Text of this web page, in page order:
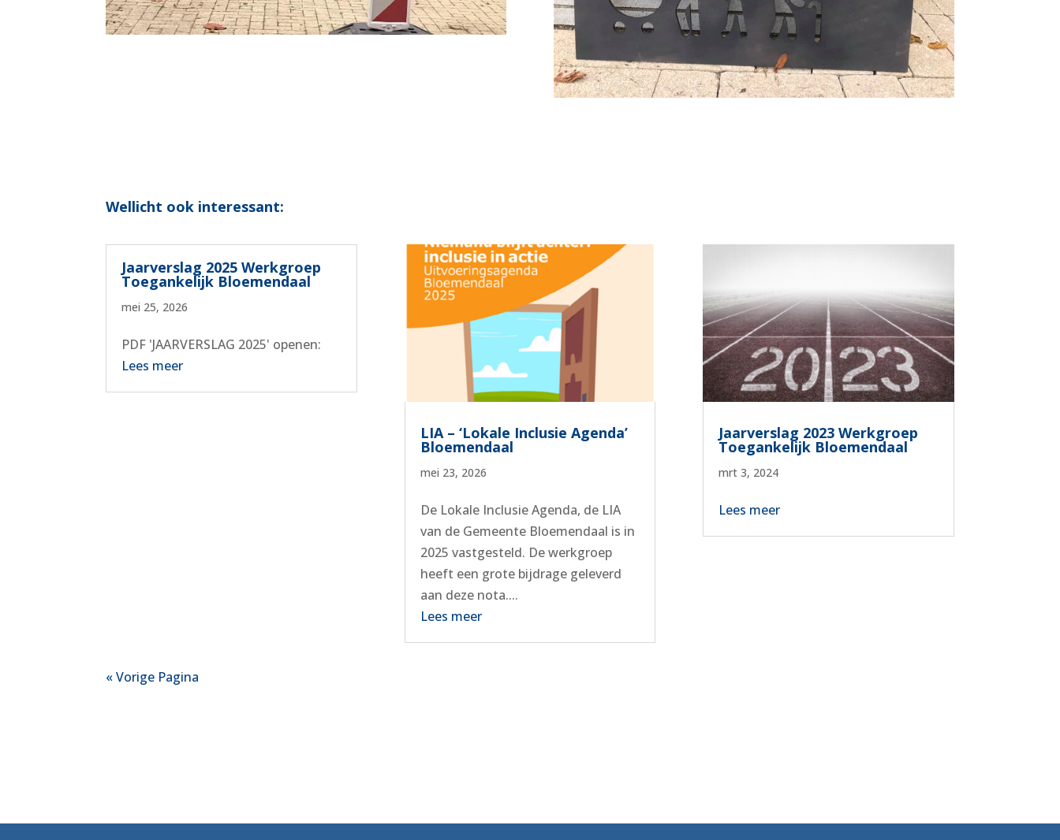
Wellicht ook interessant:
Jaarverslag 2025 Werkgroep
Toegankelijk Bloemendaal
mei 25, 2026
PDF 'JAARVERSLAG 2025' openen:
Lees meer
LIA – ‘Lokale Inclusie Agenda’
Bloemendaal
mei 23, 2026
De Lokale Inclusie Agenda, de LIA
van de Gemeente Bloemendaal is in
2025 vastgesteld. De werkgroep
heeft een grote bijdrage geleverd
aan deze nota....
Lees meer
Jaarverslag 2023 Werkgroep
Toegankelijk Bloemendaal
mrt 3, 2024
Lees meer
« Vorige Pagina